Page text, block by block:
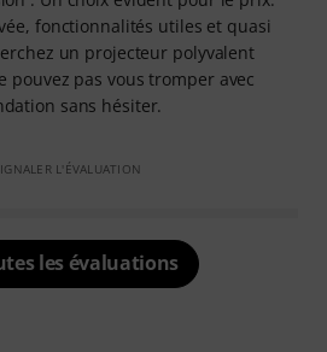
fonctionnalités utiles et quasi
un projecteur polyvalent
pouvez pas vous tromper avec
sans hésiter.
L'ÉVALUATION
les évaluations